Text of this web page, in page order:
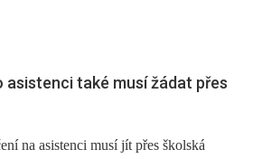
asistenci také musí žádat přes
na asistenci musí jít přes školská